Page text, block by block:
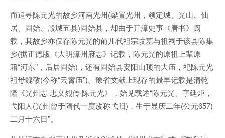
而追寻陈元光的故乡河南光州(梁置光州，领定城、光山、仙
居、固始、殷城五县)固始县，却由于开漳史事《唐书》阙
载，其故乡亦仅存陈元光的前几代祖宗坟墓与祖祠于该县陈集
乡(据正德版《大明漳州府志》记载，陈元光的原祖上辈原
籍“河东”，后居固始)，还有固始县安阳山顶的大庙，祀陈元光
祖母魏敬(今称“云霄庙”)。豫省文献上现存的最早记载是清乾
隆《光州志·忠义烈传·陈元光》，始见载述“陈元光、字廷炬，
弋阳人(光州曾于隋代一度改称弋阳)，生于显庆二年(公元657)
二月十六日”。